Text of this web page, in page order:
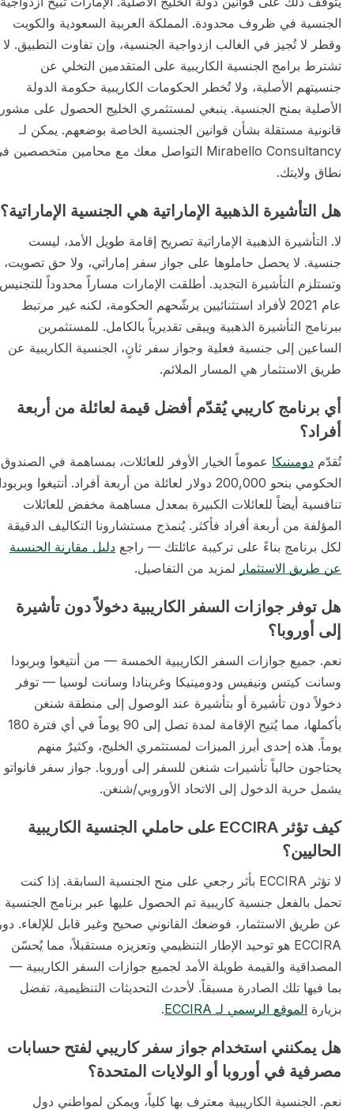
الجنسية في ظروف محدودة. المملكة العربية السعودية والكويت
وقطر لا تُجيز في الغالب ازدواجية الجنسية، وإن تفاوت التطبيق. لا
تشترط برامج الجنسية الكاريبية على المتقدمين التخلي عن
جنسيتهم الأصلية، ولا تُخطر الحكومات الكاريبية حكومة الدولة
الأصلية بمنح الجنسية. ينبغي لمستثمري الخليج الحصول على مشورة
قانونية مستقلة بشأن قوانين الجنسية الخاصة بوضعهم. يمكن لـ
Mirabello Consultancy التواصل معك مع محامين متخصصين في
نطاق ولايتك.
هل التأشيرة الذهبية الإماراتية هي الجنسية الإماراتية؟
لا. التأشيرة الذهبية الإماراتية تصريح إقامة طويل الأمد، ليست
جنسية. لا يحصل حاملوها على جواز سفر إماراتي، ولا حق تصويت،
وتستلزم التأشيرة التجديد. أطلقت الإمارات مساراً محدوداً للتجنيس
عام 2021 لأفراد استثنائيين يرشّحهم الحكومة، لكنه غير مرتبط
ببرنامج التأشيرة الذهبية ويبقى تقديرياً بالكامل. للمستثمرين
الساعين إلى جنسية فعلية وجواز سفر ثانٍ، الجنسية الكاريبية عن
طريق الاستثمار هي المسار الملائم.
أي برنامج كاريبي يُقدّم أفضل قيمة لعائلة من أربعة
أفراد؟
تُقدّمدومينيكاعموماً الخيار الأوفر للعائلات، بمساهمة في الصندوق
الحكومي بنحو 200,000 دولار لعائلة من أربعة أفراد. أنتيغوا وبربودا
تنافسية أيضاً للعائلات الكبيرة بمعدل مساهمة مخفض للعائلات
المؤلفة من أربعة أفراد فأكثر. يُنمذج مستشارونا التكاليف الدقيقة
لكل برنامج بناءً على تركيبة عائلتك — راجعدليل مقارنة الجنسية
عن طريق الاستثمارلمزيد من التفاصيل.
هل توفر جوازات السفر الكاريبية دخولاً دون تأشيرة
إلى أوروبا؟
نعم. جميع جوازات السفر الكاريبية الخمسة — من أنتيغوا وبربودا
وسانت كيتس ونيفيس ودومينيكا وغرينادا وسانت لوسيا — توفر
دخولاً دون تأشيرة أو بتأشيرة عند الوصول إلى منطقة شنغن
بأكملها، مما يُتيح الإقامة لمدة تصل إلى 90 يوماً في أي فترة 180
يوماً. هذه إحدى أبرز الميزات لمستثمري الخليج، وكثيرٌ منهم
يحتاجون حالياً تأشيرات شنغن للسفر إلى أوروبا. جواز سفر فانواتو لا
يشمل حرية الدخول إلى الاتحاد الأوروبي/شنغن.
كيف تؤثر ECCIRA على حاملي الجنسية الكاريبية
الحاليين؟
لا تؤثر ECCIRA بأثر رجعي على منح الجنسية السابقة. إذا كنت
تحمل بالفعل جنسية كاريبية تم الحصول عليها عبر برنامج الجنسية
عن طريق الاستثمار، فوضعك القانوني صحيح وغير قابل للإلغاء. دور
ECCIRA هو توحيد الإطار التنظيمي وتعزيزه مستقبلاً، مما يُحسّن
المصداقية والقيمة طويلة الأمد لجميع جوازات السفر الكاريبية —
بما فيها تلك الصادرة مسبقاً. لأحدث التحديثات التنظيمية، تفضل
بزيارةالموقع الرسمي لـ ECCIRA .
هل يمكنني استخدام جواز سفر كاريبي لفتح حسابات
مصرفية في أوروبا أو الولايات المتحدة؟
نعم. الجنسية الكاريبية معترف بها كلياً، ويمكن لمواطني دول